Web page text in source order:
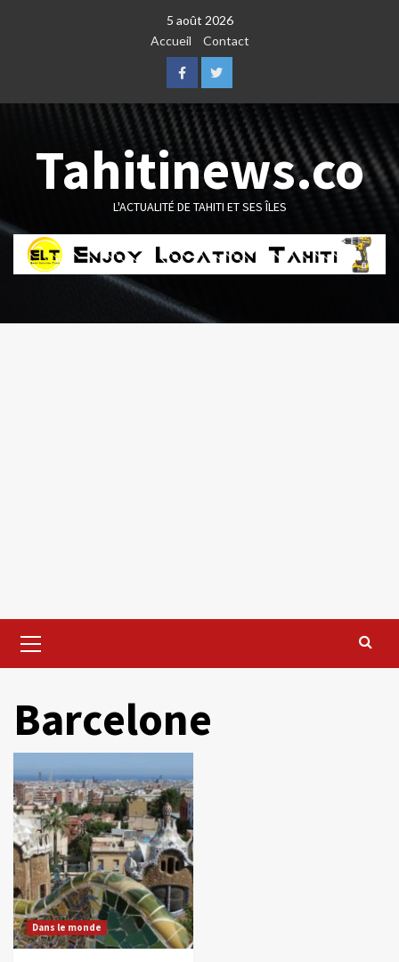
5 août 2026
Accueil
Contact
FacebookTwitter
Tahitinews.co
L'ACTUALITÉ DE TAHITI ET SES ÎLES
Menu
Barcelone
Dans le monde